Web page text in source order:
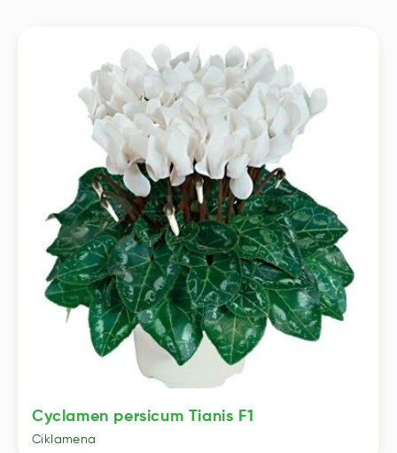
Cyclamen persicum Tianis F1
Ciklamena